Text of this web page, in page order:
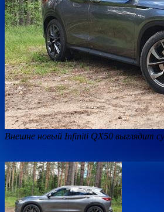
Внешне новый Infiniti QX50 выглядит